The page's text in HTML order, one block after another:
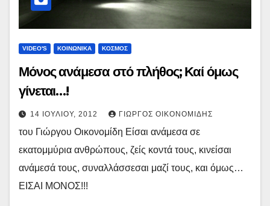
VIDEO'S ΚΟΙΝΩΝΙΚΑ ΚΟΣΜΟΣ
Μόνος ανάμεσα στό πλήθος; Καί όμως
γίνεται…!
14 ΙΟΥΛΊΟΥ, 2012 ΓΙΏΡΓΟΣ ΟΙΚΟΝΟΜΊΔΗΣ
του Γιώργου Οικονομίδη Είσαι ανάμεσα σε
εκατομμύρια ανθρώπους, ζείς κοντά τους, κινείσαι
ανάμεσά τους, συναλλάσσεσαι μαζί τους, και όμως…
ΕΙΣΑΙ ΜΟΝΟΣ!!!